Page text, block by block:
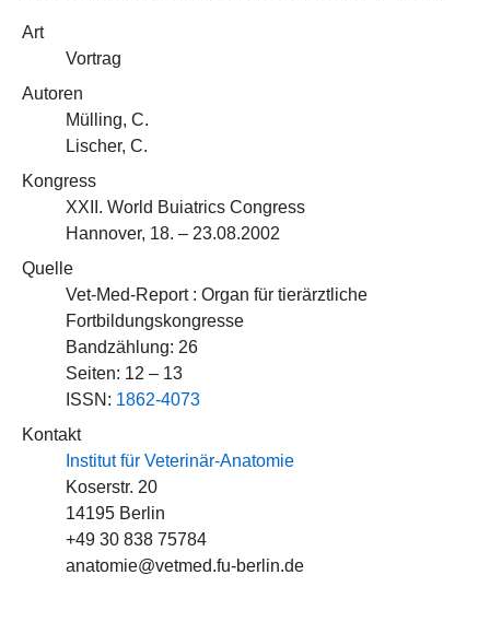
Art
Vortrag
Autoren
Mülling, C.
Lischer, C.
Kongress
XXII. World Buiatrics Congress
Hannover, 18. – 23.08.2002
Quelle
Vet-Med-Report : Organ für tierärztliche
Fortbildungskongresse
Bandzählung: 26
Seiten: 12 – 13
ISSN: 1862-4073
Kontakt
Institut für Veterinär-Anatomie
Koserstr. 20
14195 Berlin
+49 30 838 75784
anatomie@vetmed.fu-berlin.de